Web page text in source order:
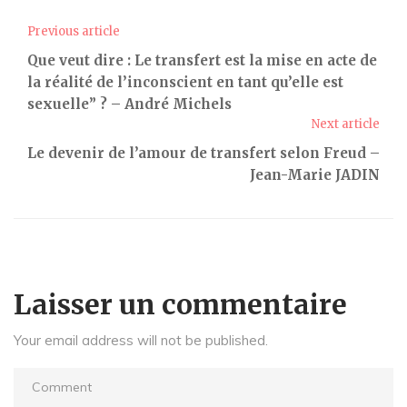
Previous article
Que veut dire : Le transfert est la mise en acte de
la réalité de l’inconscient en tant qu’elle est
sexuelle” ? – André Michels
Next article
Le devenir de l’amour de transfert selon Freud –
Jean-Marie JADIN
Laisser un commentaire
Your email address will not be published.